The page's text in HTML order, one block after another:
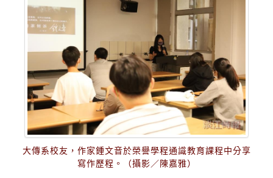
大傳系校友，作家鍾文音於榮譽學程通識教育課程中分享
寫作歷程。（攝影／陳嘉雅）